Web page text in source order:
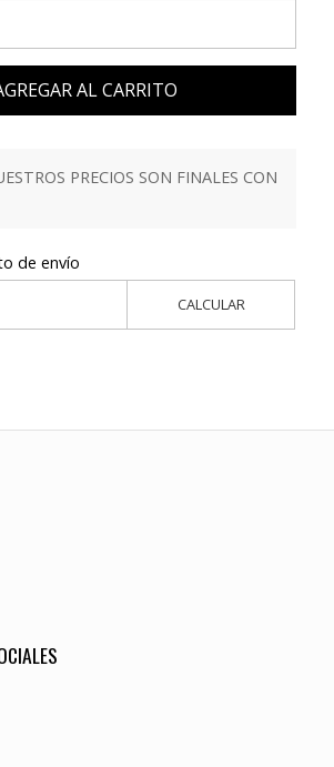
AL CARRITO
PRECIOS SON FINALES CON
de envío
CALCULAR